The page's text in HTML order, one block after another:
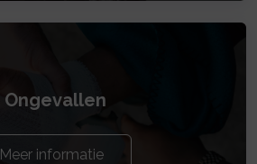
Ongevallen
Meer informatie